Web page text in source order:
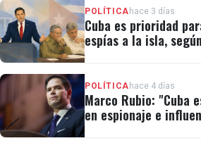
POLÍTICA hace 3 días
Cuba es prioridad
espías a la isla,
POLÍTICA hace 4 días
Marco Rubio: "Cuba
en espionaje e